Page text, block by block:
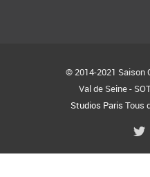
© 2014-2021 Saison
Val de Seine -
Studios Paris Tous